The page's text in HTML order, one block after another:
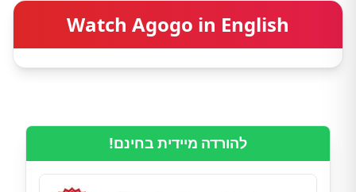
Watch Agogo in English
להורדה מיידית בחינם!